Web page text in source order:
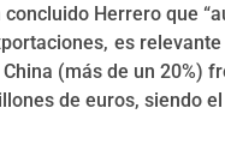
concluido Herrero que
es
(más de un 20%)
de euros, siendo